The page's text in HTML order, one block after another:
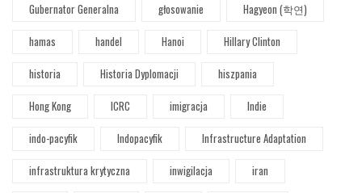
Gubernator Generalna
głosowanie
Hagyeon (학연)
hamas
handel Hanoi
Hillary Clinton
historia
Historia Dyplomacji
hiszpania
Hong Kong
ICRC imigracja
Indie
indo-pacyfik
Indopacyfik
Infrastructure Adaptation
infrastruktura krytyczna
inwigilacja iran